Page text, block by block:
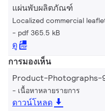
แผ่นพับผลิตภัณฑ์
Localized commercial
pdf 365.5 kB
ดู
การมองเห็น
Product-Photographs-
เนื้อหาหลายรายการ
ดาวน์โหลด